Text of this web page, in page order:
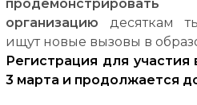
организацию десяткам
ищут новые вызовы в
Регистрация для участия
3 марта и продолжается